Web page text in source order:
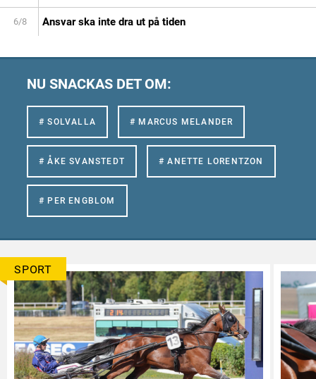
6/8 Ansvar ska inte dra ut på tiden
NU SNACKAS DET OM:
# SOLVALLA # MARCUS MELANDER
# ÅKE SVANSTEDT # ANETTE LORENTZON
# PER ENGBLOM
SPORT